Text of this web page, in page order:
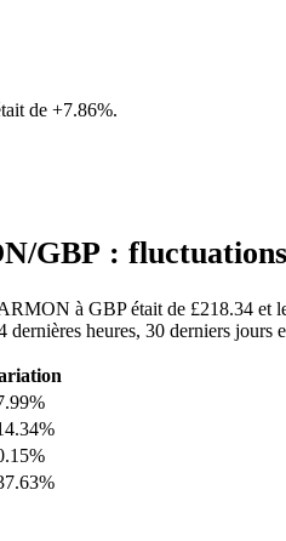
de +7.86%.
GBP :
à GBP était de £218.34 et
heures, 30 derniers jours